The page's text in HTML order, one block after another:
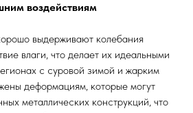
воздействиям
выдерживают колебания
влаги, что делает их идеальными
с суровой зимой и жарким
деформациям, которые могут
металлических конструкций, что